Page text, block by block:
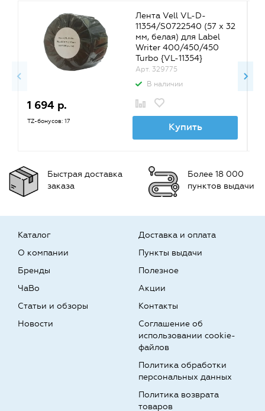
Лента Vell VL-D-
11354/S0722540 (57 х 32
мм, белая) для Label
Writer 400/450/450
Turbo {VL-11354}
Арт. 329775
В наличии
1 694 р.
TZ-бонусов: 17 Купить
Быстрая доставка
заказа
Более 18 000
пунктов выдачи
Каталог
О компании
Бренды
Доставка и оплата
Пункты выдачи
Полезное
ЧаВо
Статьи и обзоры
Новости
Акции
Контакты
Соглашение об
использовании cookie-
файлов
Политика обработки
персональных данных
Политика возврата
товаров